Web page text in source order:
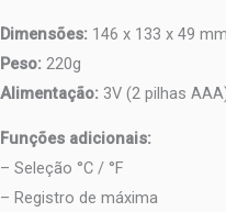
Dimensões: 146 x 133 x 49 mm
Peso: 220g
Alimentação: 3V (2 pilhas
Funções adicionais:
– Seleção °C / °F
– Registro de máxima